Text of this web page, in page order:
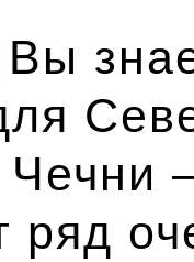
Вы
Чечни
ряд